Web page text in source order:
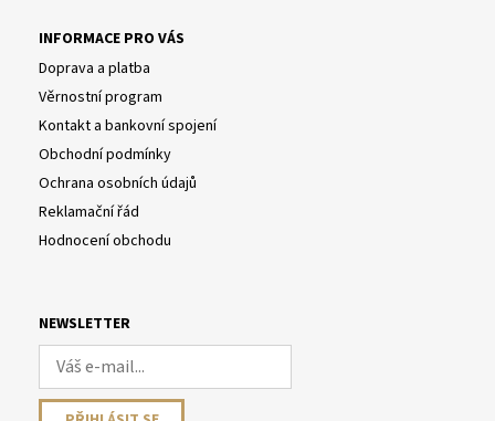
INFORMACE PRO VÁS
Doprava a platba
Věrnostní program
Kontakt a bankovní spojení
Obchodní podmínky
Ochrana osobních údajů
Reklamační řád
Hodnocení obchodu
NEWSLETTER